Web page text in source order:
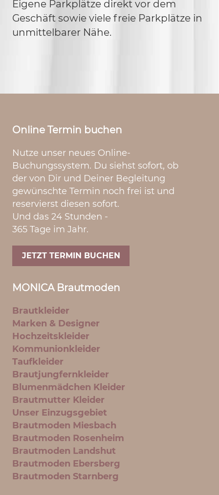
Eigene Parkplätze direkt vor dem
Geschäft sowie viele freie Parkplätze in
unmittelbarer Nähe.
Online Termin buchen
Nutze unser neues Online-
Buchungssystem. Du siehst sofort, ob
der von Dir und Deiner Begleitung
gewünschte Termin noch frei ist und
reservierst diesen sofort.
Und das 24 Stunden -
365 Tage im Jahr.
JETZT TERMIN BUCHEN
MONICA Brautmoden
Brautkleider
Marken & Designer
Hochzeitskleider
Kommunionkleider
Taufkleider
Brautjungfernkleider
Blumenmädchen Kleider
Brautmutter Kleider
Unser Einzugsgebiet
Brautmoden Miesbach
Brautmoden Rosenheim
Brautmoden Landshut
Brautmoden Ebersberg
Brautmoden Starnberg